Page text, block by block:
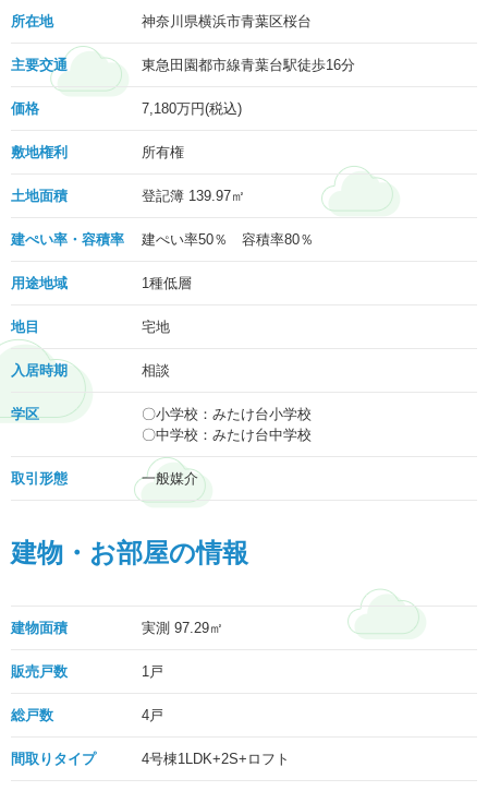
所在地 神奈川県横浜市青葉区桜台
主要交通 東急田園都市線青葉台駅徒歩16分
価格 7,180万円(税込)
敷地権利 所有権
土地面積 登記簿 139.97㎡
建ぺい率・容積率 建ぺい率50％ 容積率80％
用途地域 1種低層
地目 宅地
入居時期 相談
学区
〇小学校：みたけ台小学校
〇中学校：みたけ台中学校
取引形態 一般媒介
建物・お部屋の情報
建物面積 実測 97.29㎡
販売戸数 1戸
総戸数 4戸
間取りタイプ 4号棟1LDK+2S+ロフト